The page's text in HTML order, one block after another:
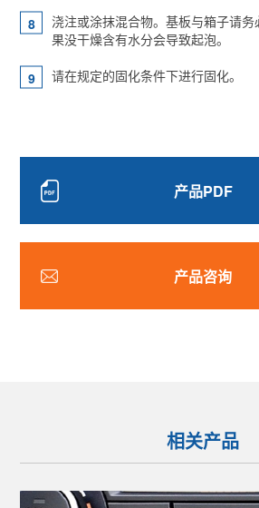
浇注或涂抹混合物。基板与箱子请
果没干燥含有水分会导致起泡。
请在规定的固化条件下进行固化。
产品PDF
产品咨询
相关产品